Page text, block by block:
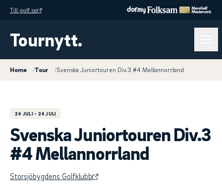
Till golf.se
Tournytt.
Home /Tour /Svenska Juniortouren Div.3 #4 Mellannorrland
24 JULI - 24 JULI
Svenska Juniortouren Div.3
#4 Mellannorrland
Storsjöbygdens Golfklubb